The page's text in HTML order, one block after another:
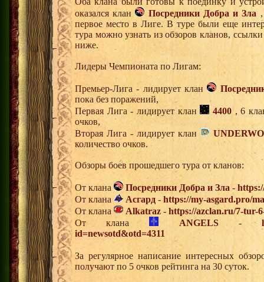
оказался клан
Посредники Добра и Зла
первое место в Лиге. В туре были еще
тура можно узнать из обзоров кланов,
ниже.
Лидеры Чемпионата по Лигам:
Премьер-Лига - лидирует клан
пока без поражений,
Первая Лига - лидирует клан
4400 , 6
очков,
Вторая Лига - лидирует клан
количество очков.
Обзоры боев прошедшего тура от кланов:
От клана Посредники Добра и Зла -
От клана
Асгард - https://my-asgard.pro/
От клана
Alkatraz - https://azclan.ru/7-tur-
От клана
ANGELS-
id=newsotd&otd=4311
За регулярное написание интересных
получают по 5 очков рейтинга на 30 суток.